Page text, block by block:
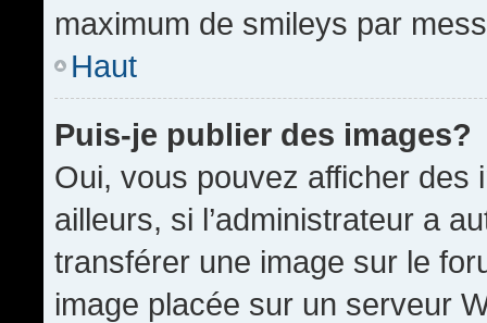
maximum de smileys par
Haut
Puis-je publier des images?
Oui, vous pouvez afficher
ailleurs, si l’administrateur a
transférer une image sur le
image placée sur un serveur